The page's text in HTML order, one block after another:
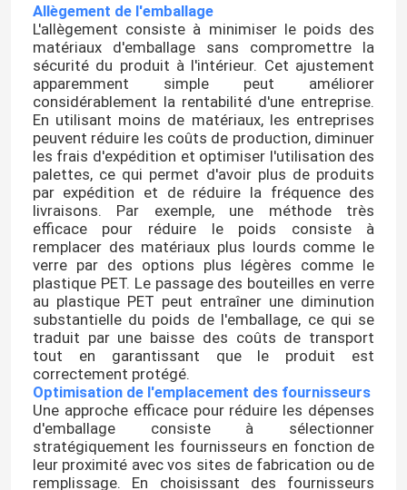
Allègement de l'emballage
L'allègement consiste à minimiser le poids des
matériaux d'emballage sans compromettre la
sécurité du produit à l'intérieur. Cet ajustement
apparemment simple peut améliorer
considérablement la rentabilité d'une entreprise.
En utilisant moins de matériaux, les entreprises
peuvent réduire les coûts de production, diminuer
les frais d'expédition et optimiser l'utilisation des
palettes, ce qui permet d'avoir plus de produits
par expédition et de réduire la fréquence des
livraisons. Par exemple, une méthode très
efficace pour réduire le poids consiste à
remplacer des matériaux plus lourds comme le
verre par des options plus légères comme le
plastique PET. Le passage des bouteilles en verre
au plastique PET peut entraîner une diminution
substantielle du poids de l'emballage, ce qui se
traduit par une baisse des coûts de transport
tout en garantissant que le produit est
correctement protégé.
Optimisation de l'emplacement des fournisseurs
Une approche efficace pour réduire les dépenses
d'emballage consiste à sélectionner
stratégiquement les fournisseurs en fonction de
leur proximité avec vos sites de fabrication ou de
remplissage. En choisissant des fournisseurs